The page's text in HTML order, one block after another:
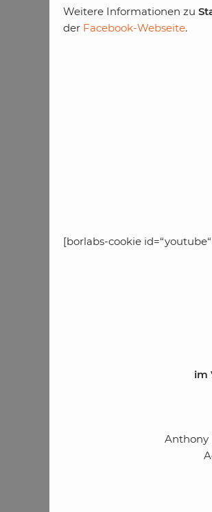
Weitere Informationen zu
der Facebook-Webseite.
[borlabs-cookie
im
Anthony